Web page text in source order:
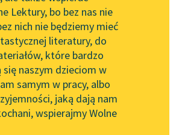
API
OAI-PMH
Widget Wolnych Lektur
Przypisy
Lektury, bo bez nas nie
nich nie będziemy mieć
literatury, do
które bardzo
naszym dzieciom w
samym w pracy, albo
jaką dają nam
wspierajmy Wolne
Odświeżyłem sobie
Jądro ciemności
w samolocie. Może to
świat się tak bardzo
zmienił od...
Czytaj więcej